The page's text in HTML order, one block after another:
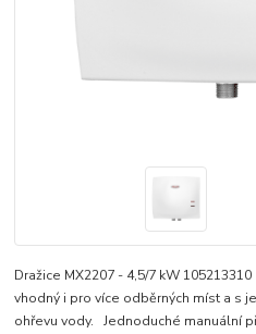
Dražice MX2207 - 4,5/7 kW
vhodný i pro více odběrných míst a s
ohřevu vody. Jednoduché manuální